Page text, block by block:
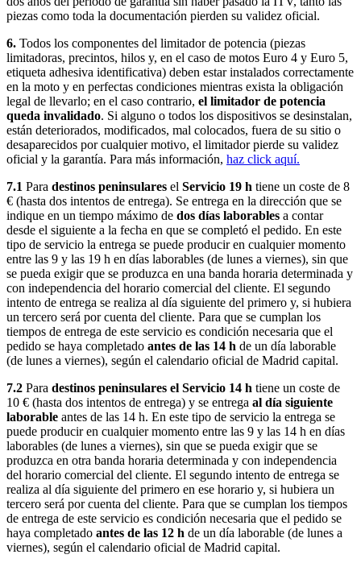
piezas como toda la documentación pierden su validez oficial.
6. Todos los componentes del limitador de potencia (piezas
limitadoras, precintos, hilos y, en el caso de motos Euro 4 y Euro 5,
etiqueta adhesiva identificativa) deben estar instalados correctamente
en la moto y en perfectas condiciones mientras exista la obligación
legal de llevarlo; en el caso contrario, el limitador de potencia
queda invalidado. Si alguno o todos los dispositivos se desinstalan,
están deteriorados, modificados, mal colocados, fuera de su sitio o
desaparecidos por cualquier motivo, el limitador pierde su validez
oficial y la garantía. Para más información, haz click aquí.
7.1 Para destinos peninsulares el Servicio 19 h tiene un coste de 8
€ (hasta dos intentos de entrega). Se entrega en la dirección que se
indique en un tiempo máximo de dos días laborables a contar
desde el siguiente a la fecha en que se completó el pedido. En este
tipo de servicio la entrega se puede producir en cualquier momento
entre las 9 y las 19 h en días laborables (de lunes a viernes), sin que
se pueda exigir que se produzca en una banda horaria determinada y
con independencia del horario comercial del cliente. El segundo
intento de entrega se realiza al día siguiente del primero y, si hubiera
un tercero será por cuenta del cliente. Para que se cumplan los
tiempos de entrega de este servicio es condición necesaria que el
pedido se haya completado antes de las 14 h de un día laborable
(de lunes a viernes), según el calendario oficial de Madrid capital.
7.2 Para destinos peninsulares el Servicio 14 h tiene un coste de
10 € (hasta dos intentos de entrega) y se entrega al día siguiente
laborable antes de las 14 h. En este tipo de servicio la entrega se
puede producir en cualquier momento entre las 9 y las 14 h en días
laborables (de lunes a viernes), sin que se pueda exigir que se
produzca en otra banda horaria determinada y con independencia
del horario comercial del cliente. El segundo intento de entrega se
realiza al día siguiente del primero en ese horario y, si hubiera un
tercero será por cuenta del cliente. Para que se cumplan los tiempos
de entrega de este servicio es condición necesaria que el pedido se
haya completado antes de las 12 h de un día laborable (de lunes a
viernes), según el calendario oficial de Madrid capital.